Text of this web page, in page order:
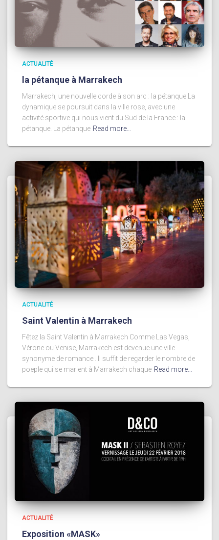
ACTUALITÉ
la pétanque à Marrakech
Marrakech, une nouvelle corde à son arc : la pétanque La
dynamique se poursuit dans la ville rose, avec une
activité sportive qui nous vient du Sud de la France : la
pétanque. La pétanque Read more…
ACTUALITÉ
Saint Valentin à Marrakech
Fêtez la Saint Valentin à Marrakech Comme Las Vegas,
Vérone ou Venise, Marrakech est devenue une ville
synonyme de romance . Il suffit de regarder le nombre de
poeple qui se marient à Marrakech chaque Read more…
ACTUALITÉ
Exposition «MASK»